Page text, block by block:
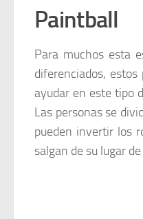
Paintball
Para muchos esta
diferenciados,
ayudar en este tipo
Las personas se
pueden invertir los
salgan de su lugar